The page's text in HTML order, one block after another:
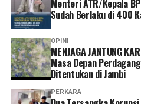
Program JKN.
“Menurut saya, layanan non
memudahkan karena semua
diakses cukup melalui
depannya layanannya terus
mudah digunakan dan
Menteri ATR/Kepala
Sudah Berlaku di 400
OPINI
MENJAGA JANTUNG
Masa Depan
Ditentukan di Jambi
PERKARA